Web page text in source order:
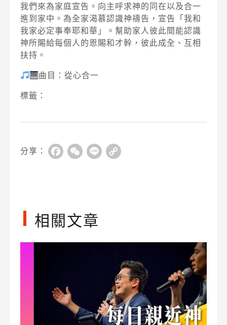
我們來為家庭宣告。向主呼求神的同在以及合一
進到家中。為全家渴慕認識神禱告，宣告「我和
我家必定事奉耶和華」。幫助家人彼此間能認識
神所賜給每個人的恩賜和才幹，彼此成全、互相
扶持。
曲目：從心合一
標籤：
分享： FacebookWeChat
Line
相關文章